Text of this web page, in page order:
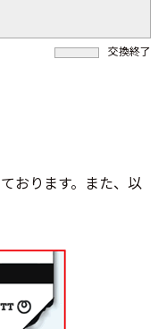
交換終了
おります。また、以